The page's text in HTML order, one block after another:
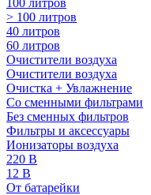
100 литров
> 100 литров
40 литров
60 литров
Очистители воздуха
Очистители воздуха
Очистка + Увлажнение
Cо сменными фильтрами
Без сменных фильтров
Фильтры и аксессуары
Ионизаторы воздуха
220 В
12 В
От батарейки